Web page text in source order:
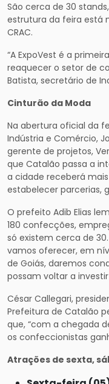
São cerca de 30
estrutura da feira está
CRAC.
“A ExpoVest é a
reaquecer o setor de
Batista, secretário de
Cinturão da Moda
Na abertura oficial da
Indústria e Comércio,
gerente de projetos,
que Catalão passa a
a cidade receberá
estabelecer parcerias,
O prefeito Adib Elias
180 confecções,
só existem cerca de
vamos oferecer, em
de Goiás, daremos
possam voltar a
César Callegari,
Prefeitura de Catalão
que, “com a chegada
os confeccionistas
Atrações de sexta,